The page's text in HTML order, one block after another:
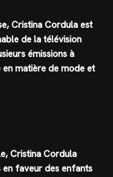
Cristina Cordula est
de la télévision
émissions à
matière de mode et
Cristina Cordula
en faveur des enfants